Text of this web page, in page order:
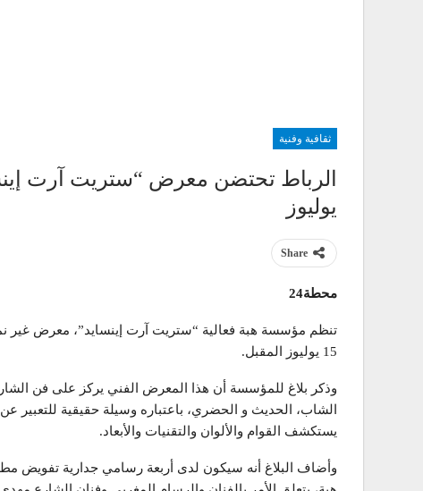
ثقافية وفنية
يوليوز
Share
محطة24
تنظم مؤسسة هبة فعالية “ستريت آرت إينسايد”، معرض غير
15 يوليوز المقبل.
وذكر بلاغ للمؤسسة أن هذا المعرض الفني يركز على فن
الشاب، الحديث و الحضري، باعتباره وسيلة حقيقية للتعبير
يستكشف القوام والألوان والتقنيات والأبعاد.
وأضاف البلاغ أنه سيكون لدى أربعة رسامي جدارية تفويض